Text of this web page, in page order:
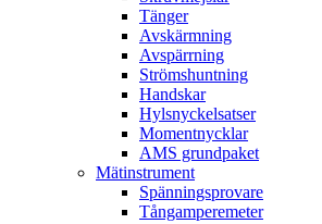
Tänger
Avskärmning
Avspärrning
Strömshuntning
Handskar
Hylsnyckelsatser
Momentnycklar
AMS grundpaket
Mätinstrument
Spänningsprovare
Tångamperemeter